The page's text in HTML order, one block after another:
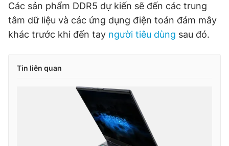
Giấy phép xuất bản số 110/GP - BTTTT cấp ngày 24.3.2020
© 2003-2026 Bản quyền thuộc về Báo Thanh Niên. Cấm sao
chép dưới mọi hình thức nếu không có sự chấp thuận bằng văn
bản. Phát triển bởi ePi Technologies, JSC.
Các sản phẩm DDR5 dự kiến sẽ đến các trung
tâm dữ liệu và các ứng dụng điện toán đám mây
khác trước khi đến tay người tiêu dùng sau đó.
Tin liên quan